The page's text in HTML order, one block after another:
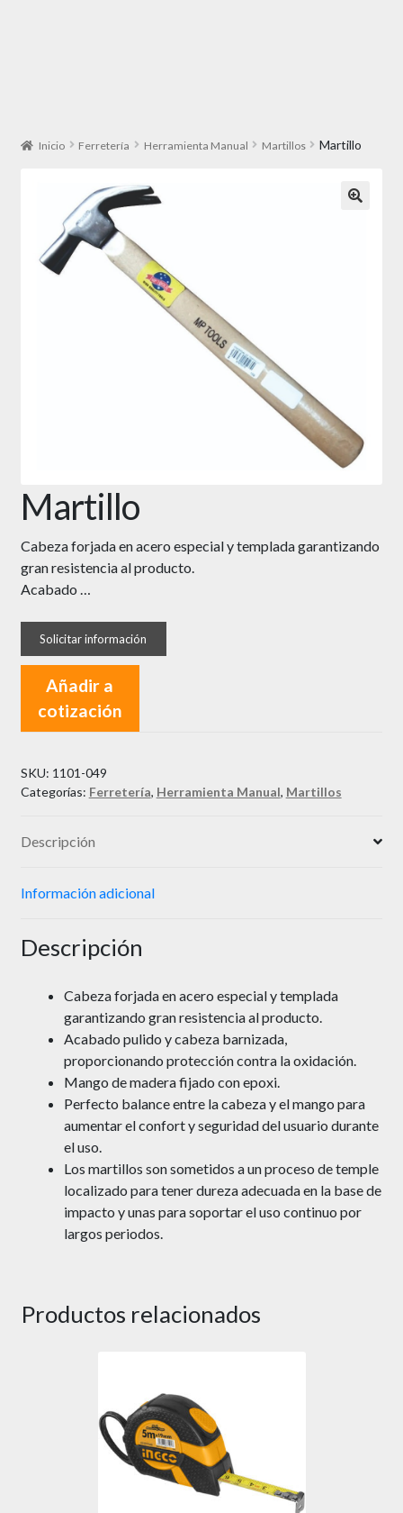
Inicio Ferretería Herramienta Manual Martillos Martillo
Martillo
Cabeza forjada en acero especial y templada garantizando
gran resistencia al producto.
Acabado …
Añadir a
cotización
SKU: 1101-049
Categorías: Ferretería, Herramienta Manual, Martillos
Descripción
Información adicional
Descripción
Cabeza forjada en acero especial y templada
garantizando gran resistencia al producto.
Acabado pulido y cabeza barnizada,
proporcionando protección contra la oxidación.
Mango de madera fijado con epoxi.
Perfecto balance entre la cabeza y el mango para
aumentar el confort y seguridad del usuario durante
el uso.
Los martillos son sometidos a un proceso de temple
localizado para tener dureza adecuada en la base de
impacto y unas para soportar el uso continuo por
largos periodos.
Productos relacionados